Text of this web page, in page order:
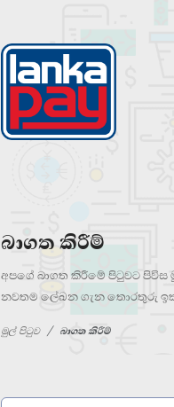
බාගත කිරීම්
අපගේ බාගත කිරීමේ පිටුවට
නවතම ලේඛන ගැන තොරතුරු
මුල් පිටුව බාගත කිරීම්